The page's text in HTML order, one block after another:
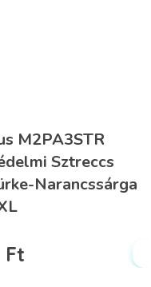
M2PA3STR
Sztreccs
Narancssárga
Ft